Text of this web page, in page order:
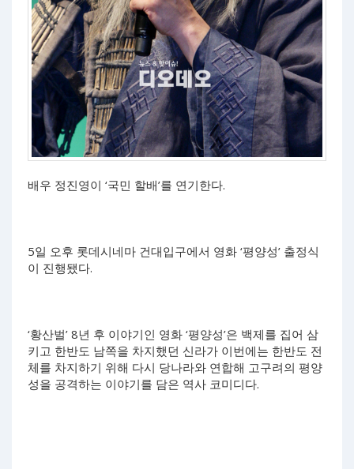
배우 정진영이 ‘국민 할배’를 연기한다.
5일 오후 롯데시네마 건대입구에서 영화 ‘평양성’ 출정식
이 진행됐다.
‘황산벌’ 8년 후 이야기인 영화 ‘평양성’은 백제를 집어 삼
키고 한반도 남쪽을 차지했던 신라가 이번에는 한반도 전
체를 차지하기 위해 다시 당나라와 연합해 고구려의 평양
성을 공격하는 이야기를 담은 역사 코미디다.